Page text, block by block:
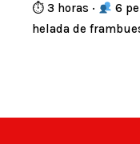
⏱ 3 horas · 6
helada de